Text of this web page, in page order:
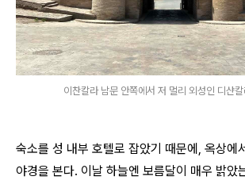
이찬칼라 남문 안쪽에서 저 멀리 외성인 디샨
숙소를 성 내부 호텔로 잡았기 때문에, 옥상에
야경을 본다. 이날 하늘엔 보름달이 매우 밝았